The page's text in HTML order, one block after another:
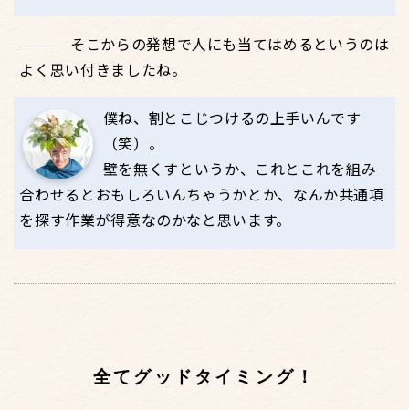
そこからの発想で人にも当てはめるというのは
よく思い付きましたね。
僕ね、割とこじつけるの上手いんです
（笑）。
壁を無くすというか、これとこれを組み
合わせるとおもしろいんちゃうかとか、なんか共通項
を探す作業が得意なのかなと思います。
全てグッドタイミング！